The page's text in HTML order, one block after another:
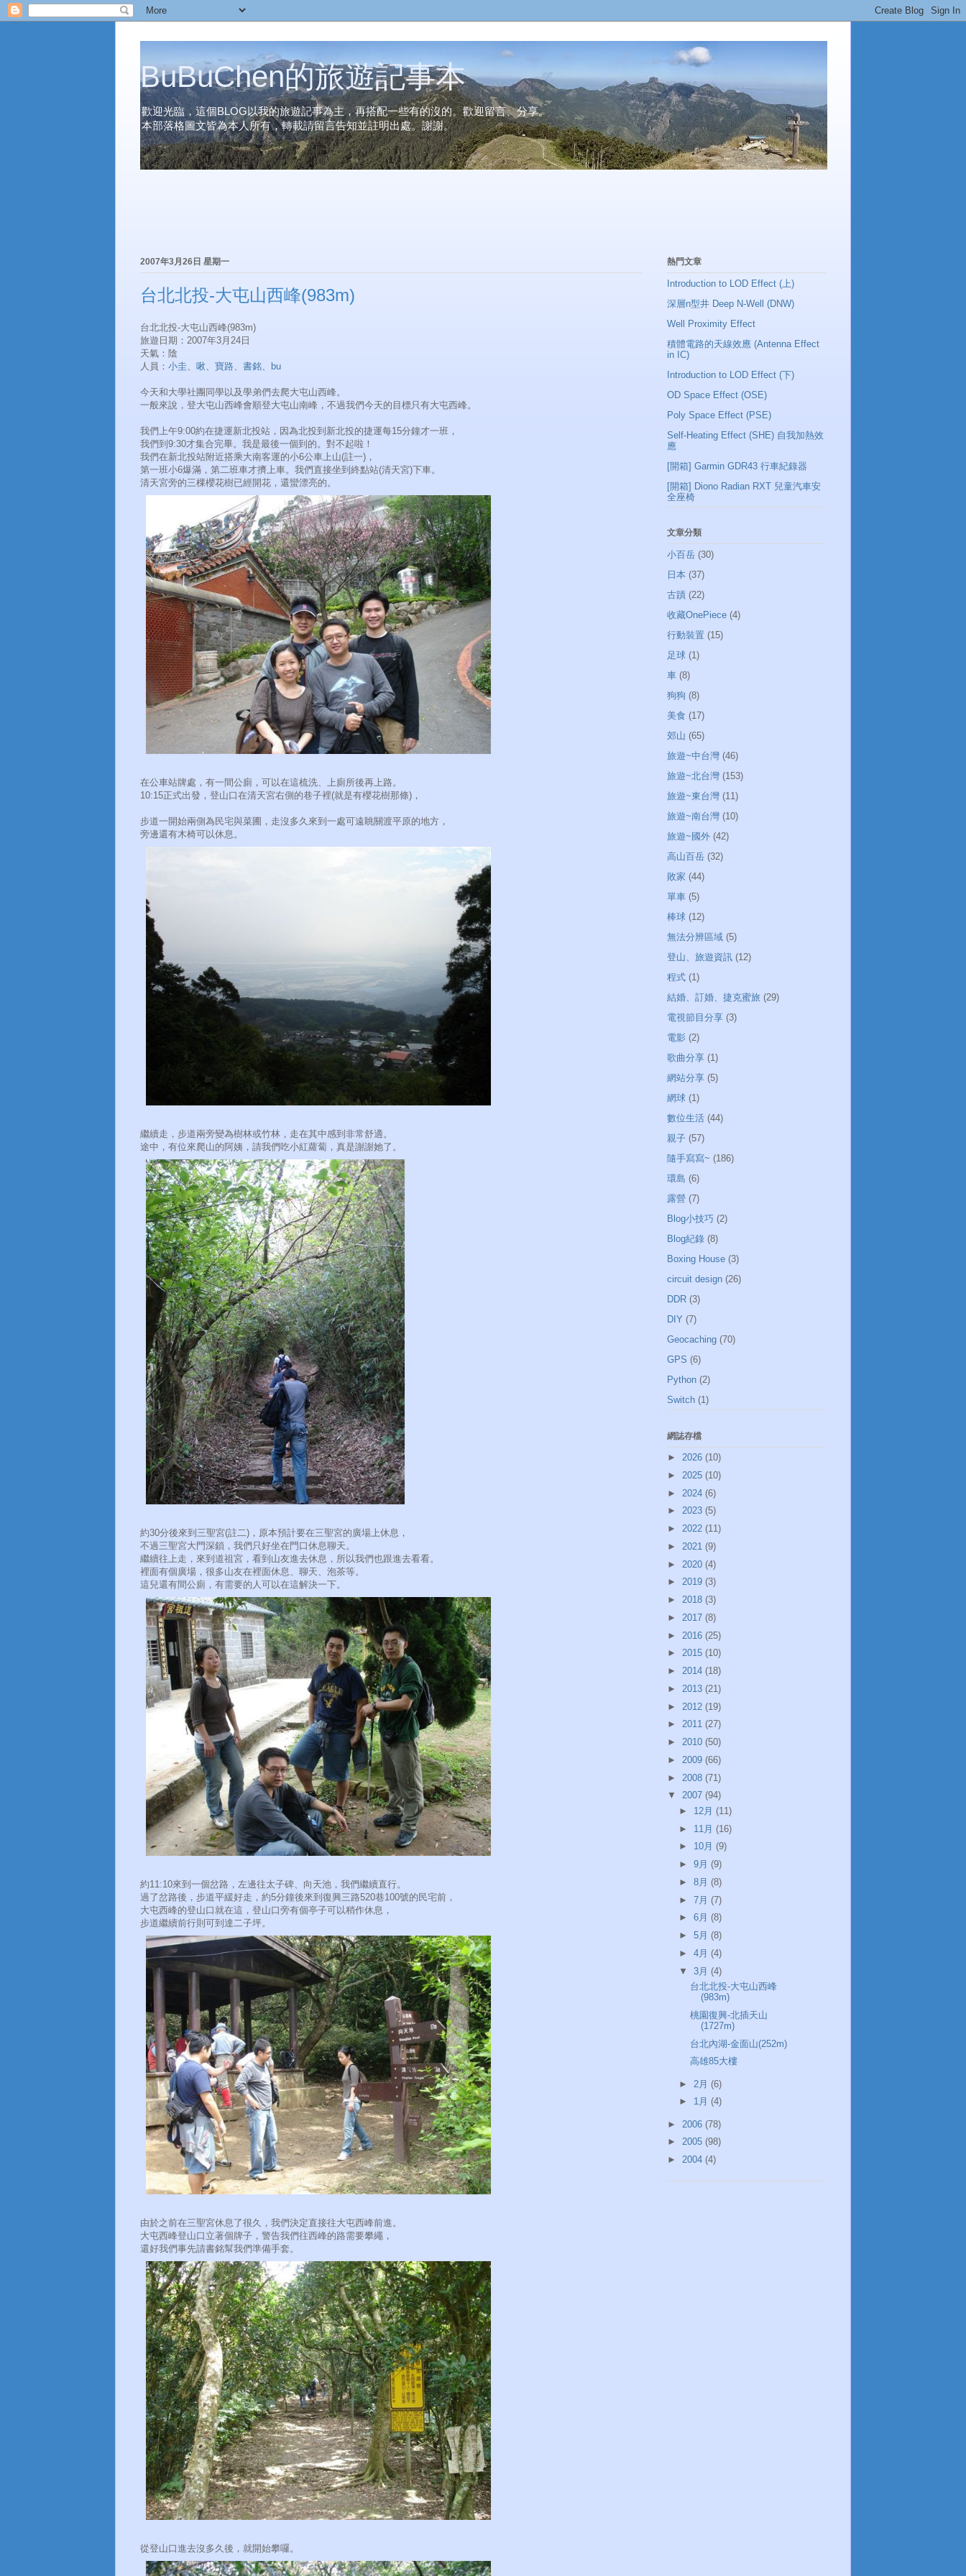
BuBuChen的旅遊記事本
歡迎光臨，這個BLOG以我的旅遊記事為主，再搭配一些有的沒的。歡迎留言、分享。
本部落格圖文皆為本人所有，轉載請留言告知並註明出處。謝謝。
2007年3月26日 星期一
台北北投-大屯山西峰(983m)
台北北投-大屯山西峰(983m)
旅遊日期：2007年3月24日
天氣：陰
人員： 小圭 啾 寶路 書銘 bu
今天和大學社團同學以及學弟們去爬大屯山西峰。
一般來說，登大屯山西峰會順登大屯山南峰，不過我們今天的目標只有大屯西峰。
我們上午9:00約在捷運新北投站，因為北投到新北投的捷運每15分鐘才一班，
我們到9:30才集合完畢。我是最後一個到的。對不起啦！
我們在新北投站附近搭乘大南客運的小6公車上山(註一)，
第一班小6爆滿，第二班車才擠上車。我們直接坐到終點站(清天宮)下車。
清天宮旁的三棵櫻花樹已經開花，還蠻漂亮的。
在公車站牌處，有一間公廁，可以在這梳洗、上廁所後再上路。
10:15正式出發，登山口在清天宮右側的巷子裡(就是有櫻花樹那條)，
步道一開始兩側為民宅與菜圃，走沒多久來到一處可遠眺關渡平原的地方，
旁邊還有木椅可以休息。
繼續走，步道兩旁變為樹林或竹林，走在其中感到非常舒適。
途中，有位來爬山的阿姨，請我們吃小紅蘿蔔，真是謝謝她了。
約30分後來到三聖宮(註二)，原本預計要在三聖宮的廣場上休息，
不過三聖宮大門深鎖，我們只好坐在門口休息聊天。
繼續往上走，來到道祖宮，看到山友進去休息，所以我們也跟進去看看。
裡面有個廣場，很多山友在裡面休息、聊天、泡茶等。
這兒還有間公廁，有需要的人可以在這解決一下。
約11:10來到一個岔路，左邊往太子碑、向天池，我們繼續直行。
過了岔路後，步道平緩好走，約5分鐘後來到復興三路520巷100號的民宅前，
大屯西峰的登山口就在這，登山口旁有個亭子可以稍作休息，
步道繼續前行則可到達二子坪。
由於之前在三聖宮休息了很久，我們決定直接往大屯西峰前進。
大屯西峰登山口立著個牌子，警告我們往西峰的路需要攀繩，
還好我們事先請書銘幫我們準備手套。
從登山口進去沒多久後，就開始攀囉。
熱門文章
Introduction to LOD Effect (上)
深層n型井 Deep N-Well (DNW)
Well Proximity Effect
積體電路的天線效應 (Antenna Effect
in IC)
Introduction to LOD Effect (下)
OD Space Effect (OSE)
Poly Space Effect (PSE)
Self-Heating Effect (SHE) 自我加熱效
應
[開箱] Garmin GDR43 行車紀錄器
[開箱] Diono Radian RXT 兒童汽車安
全座椅
文章分類
小百岳 (30)
日本 (37)
古蹟 (22)
收藏OnePiece (4)
行動裝置 (15)
足球 (1)
車 (8)
狗狗 (8)
美食 (17)
郊山 (65)
旅遊~中台灣 (46)
旅遊~北台灣 (153)
旅遊~東台灣 (11)
旅遊~南台灣 (10)
旅遊~國外 (42)
高山百岳 (32)
敗家 (44)
單車 (5)
棒球 (12)
無法分辨區域 (5)
登山、旅遊資訊 (12)
程式 (1)
結婚、訂婚、捷克蜜旅 (29)
電視節目分享 (3)
電影 (2)
歌曲分享 (1)
網站分享 (5)
網球 (1)
數位生活 (44)
親子 (57)
隨手寫寫~ (186)
環島 (6)
露營 (7)
Blog小技巧 (2)
Blog紀錄 (8)
Boxing House (3)
circuit design (26)
DDR (3)
DIY (7)
Geocaching (70)
GPS (6)
Python (2)
Switch (1)
網誌存檔
► 2026 (10)
► 2025 (10)
► 2024 (6)
► 2023 (5)
► 2022 (11)
► 2021 (9)
► 2020 (4)
► 2019 (3)
► 2018 (3)
► 2017 (8)
► 2016 (25)
► 2015 (10)
► 2014 (18)
► 2013 (21)
► 2012 (19)
► 2011 (27)
► 2010 (50)
► 2009 (66)
► 2008 (71)
▼ 2007 (94)
► 12月 (11)
► 11月 (16)
► 10月 (9)
► 9月 (9)
► 8月 (8)
► 7月 (7)
► 6月 (8)
► 5月 (8)
► 4月 (4)
▼ 3月 (4)
台北北投-大屯山西峰
(983m)
桃園復興-北插天山
(1727m)
台北內湖-金面山(252m)
高雄85大樓
► 2月 (6)
► 1月 (4)
► 2006 (78)
► 2005 (98)
► 2004 (4)